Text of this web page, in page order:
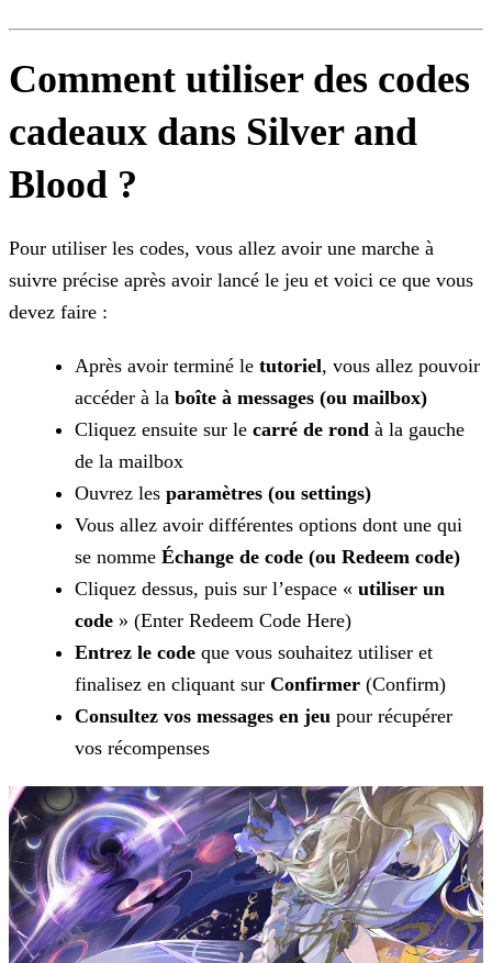
Comment utiliser des codes
cadeaux dans Silver and
Blood ?
Pour utiliser les codes, vous allez avoir une marche à
suivre précise après avoir lancé le jeu et voici ce que vous
devez faire :
Après avoir terminé le tutoriel, vous allez pouvoir
accéder à la boîte à messages (ou mailbox)
Cliquez ensuite sur le carré de rond à la gauche
de la mailbox
Ouvrez les paramètres (ou settings)
Vous allez avoir différentes options dont une qui
se nomme Échange de code (ou Redeem code)
Cliquez dessus, puis sur l’espace « utiliser un
code » (Enter Redeem Code Here)
Entrez le code que vous souhaitez utiliser et
finalisez en cliquant sur Confirmer (Confirm)
Consultez vos messages en jeu pour récupérer
vos récompenses